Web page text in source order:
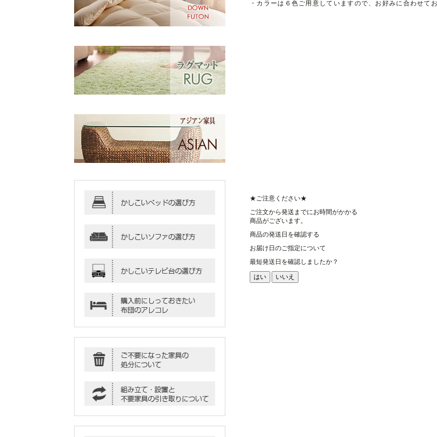
・カラーは６色ご用意していますので、お好みに合わせて
★ご注意ください★
ご注文から発送までにお時間がかかる
商品がございます。
商品の発送日を確認する
お届け日のご指定について
最短発送日を確認しましたか？
はい いいえ